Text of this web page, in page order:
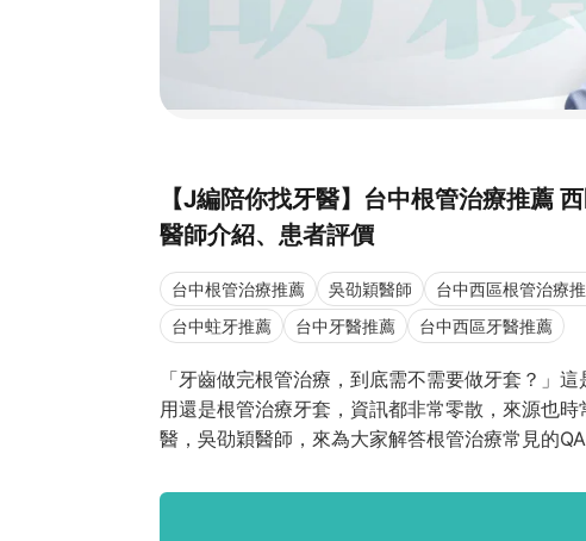
【J編陪你找牙醫】台中根管治療推薦
醫師介紹、患者評價
台中根管治療推薦 吳劭穎醫師 台中西區根管治療
台中蛀牙推薦
台中牙醫推薦 台中西區牙醫推薦
「牙齒做完根管治療，到底需不需要做牙套？」
用還是根管治療牙套，資訊都非常零散，來源也
醫，吳劭穎醫師，來為大家解答根管治療常見的